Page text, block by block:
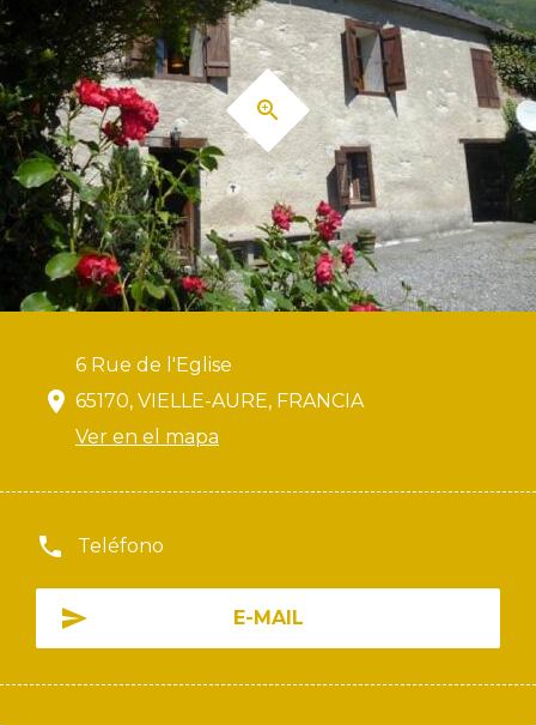
6 Rue de l'Eglise
65170, VIELLE-AURE, FRANCIA
Ver en el mapa
Teléfono
E-MAIL